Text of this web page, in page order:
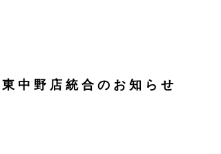
東中野店統合のお知らせ